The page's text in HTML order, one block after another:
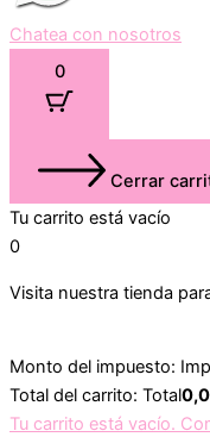
Chatea con nosotros
0
Cerrar
Tu carrito está vacío
0
Visita nuestra tienda
Monto del impuesto:
Total del carrito: Total
Tu carrito está vacío.